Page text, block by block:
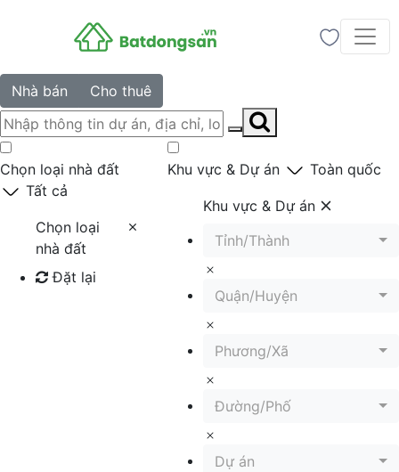
Nhà bán Cho thuê
Chọn loại nhà đất
Tất cả
Chọn loại
nhà đất
Đặt lại
Khu vực & Dự án Toàn quốc
Khu vực & Dự án
Tỉnh/Thành
Quận/Huyện
Phương/Xã
Đường/Phố
Dự án